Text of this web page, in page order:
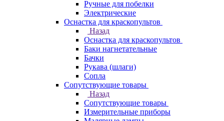
Ручные для побелки
Электрические
Оснастка для краскопультов
Назад
Оснастка для краскопультов
Баки нагнетательные
Бачки
Рукава (шлаги)
Сопла
Сопутствующие товары
Назад
Сопутствующие товары
Измерительные приборы